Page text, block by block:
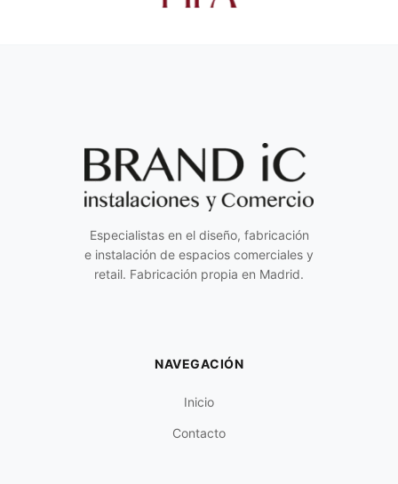
Especialistas en el diseño, fabricación
e instalación de espacios comerciales y
retail. Fabricación propia en Madrid.
NAVEGACIÓN
Inicio
Contacto